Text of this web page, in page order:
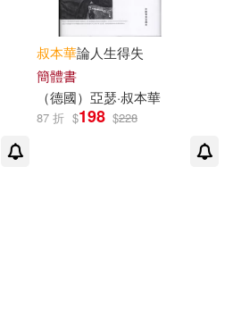
叔本華論人生得失
簡體書
（德國） 亞瑟·叔本華
87 折 $198 $228